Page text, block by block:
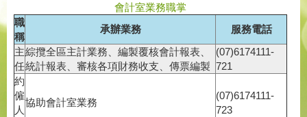
會計室業務職掌
職
稱
承辦業務
服務電話
主
任
綜攬全區主計業務、編製覆核會計報表、
統計報表、審核各項財務收支、傳票編製
(07)6174111-
721
約
僱
人
協助會計室業務
(07)6174111-
723